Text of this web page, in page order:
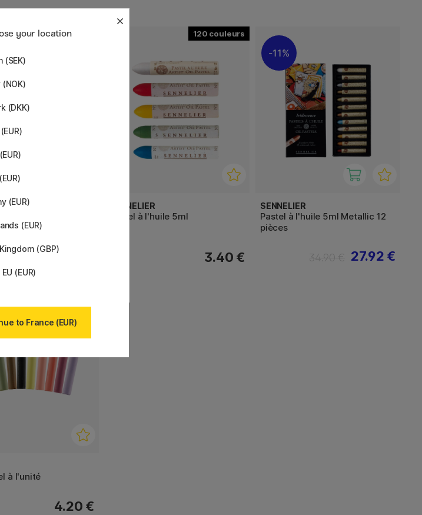
Fluo Ensemble
3.50 €
5 €
120
SENNELIER
Pastel à l'huile 5ml
3.40 €
11%
SENNELIER
Pastel à l'huile 5ml Metallic 12
pièces
27.92 €
à l'unité
4.20 €
your location
(SEK)
(DKK)
(EUR)
(EUR)
(GBP)
(EUR)
to France (EUR)